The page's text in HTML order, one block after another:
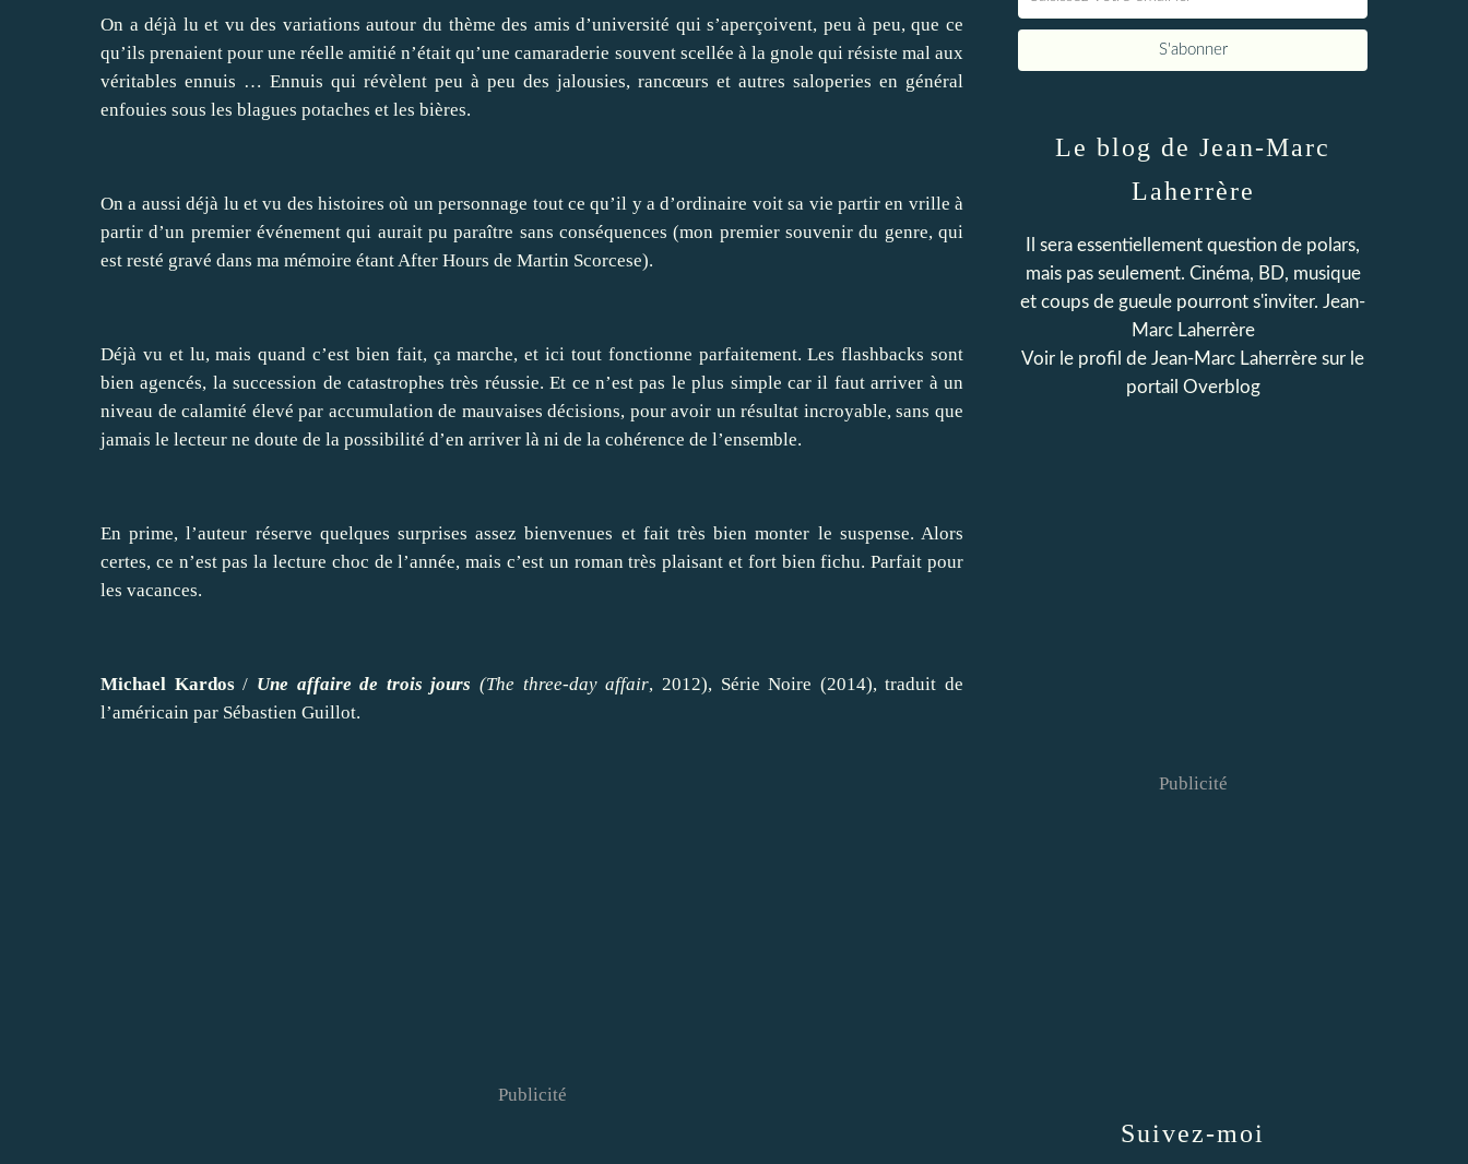
On a déjà lu et vu des variations autour du thème des amis d’université qui s’aperçoivent, peu à peu, que ce
qu’ils prenaient pour une réelle amitié n’était qu’une camaraderie souvent scellée à la gnole qui résiste mal aux
véritables ennuis … Ennuis qui révèlent peu à peu des jalousies, rancœurs et autres saloperies en général
enfouies sous les blagues potaches et les bières.
On a aussi déjà lu et vu des histoires où un personnage tout ce qu’il y a d’ordinaire voit sa vie partir en vrille à
partir d’un premier événement qui aurait pu paraître sans conséquences (mon premier souvenir du genre, qui
est resté gravé dans ma mémoire étant After Hours de Martin Scorcese).
Déjà vu et lu, mais quand c’est bien fait, ça marche, et ici tout fonctionne parfaitement. Les flashbacks sont
bien agencés, la succession de catastrophes très réussie. Et ce n’est pas le plus simple car il faut arriver à un
niveau de calamité élevé par accumulation de mauvaises décisions, pour avoir un résultat incroyable, sans que
jamais le lecteur ne doute de la possibilité d’en arriver là ni de la cohérence de l’ensemble.
En prime, l’auteur réserve quelques surprises assez bienvenues et fait très bien monter le suspense. Alors
certes, ce n’est pas la lecture choc de l’année, mais c’est un roman très plaisant et fort bien fichu. Parfait pour
les vacances.
Michael Kardos/ Une affaire de trois jours (The three-day affair, 2012), Série Noire (2014), traduit de
l’américain par Sébastien Guillot.
Publicité
Le blog de Jean-Marc
Laherrère
Il sera essentiellement question de polars,
mais pas seulement. Cinéma, BD, musique
et coups de gueule pourront s'inviter. Jean-
Marc Laherrère
Voir le profil de Jean-Marc Laherrère sur le
portail Overblog
Suivez-moi
Publicité